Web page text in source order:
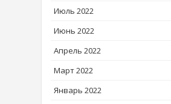
Июль 2022
Июнь 2022
Апрель 2022
Март 2022
Январь 2022